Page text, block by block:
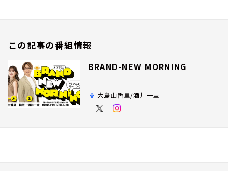
この記事の番組情報
BRAND-NEW MORNING
大島由香里/酒井一圭